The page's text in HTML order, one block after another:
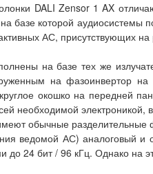
DALI Zensor 1 AX
базе которой аудиосистемы
АС, присутствующих на
на базе тех же
на фазоинвертор
окошко на передней
необходимой электроникой,
обычные разделительные
ведомой АС) аналоговый и
до 24 бит / 96 кГц. Однако на